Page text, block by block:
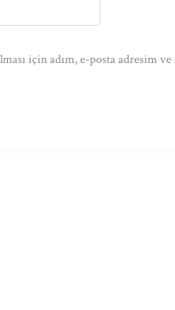
için adım, e-posta adresim